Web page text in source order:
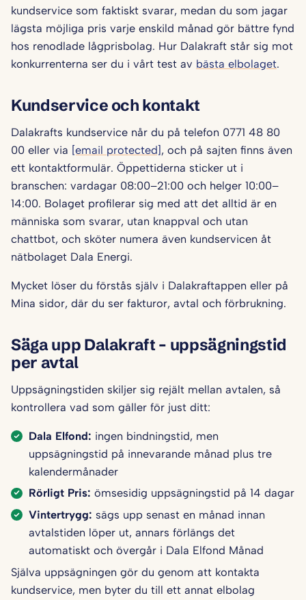
kundservice som faktiskt svarar, medan du som jagar
lägsta möjliga pris varje enskild månad gör bättre fynd
hos renodlade lågprisbolag. Hur Dalakraft står sig mot
konkurrenterna ser du i vårt test av bästa elbolaget.
Kundservice och kontakt
Dalakrafts kundservice når du på telefon 0771 48 80
00 eller via [email protected], och på sajten finns även
ett kontaktformulär. Öppettiderna sticker ut i
branschen: vardagar 08:00–21:00 och helger 10:00–
14:00. Bolaget profilerar sig med att det alltid är en
människa som svarar, utan knappval och utan
chattbot, och sköter numera även kundservicen åt
nätbolaget Dala Energi.
Mycket löser du förstås själv i Dalakraftappen eller på
Mina sidor, där du ser fakturor, avtal och förbrukning.
Säga upp Dalakraft – uppsägningstid
per avtal
Uppsägningstiden skiljer sig rejält mellan avtalen, så
kontrollera vad som gäller för just ditt:
Dala Elfond: ingen bindningstid, men
uppsägningstid på innevarande månad plus tre
kalendermånader
Rörligt Pris: ömsesidig uppsägningstid på 14 dagar
Vintertrygg: sägs upp senast en månad innan
avtalstiden löper ut, annars förlängs det
automatiskt och övergår i Dala Elfond Månad
Själva uppsägningen gör du genom att kontakta
kundservice, men byter du till ett annat elbolag